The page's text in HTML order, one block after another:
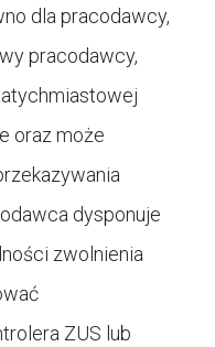
dla pracodawcy,
pracodawcy,
oraz może
dysponuje
zwolnienia
ZUS lub